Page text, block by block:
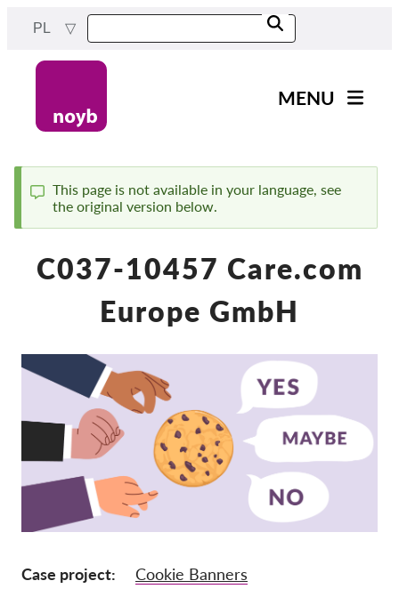
PL
navigation
MENU
Wszystkie przypadki
Reports & Resources
Exercise your rights!
Wesprzyj nas!
Członkostwo
Darowizny
Sponsoring
Komunikat
This page is not available in your language, see
the original version below.
C037-10457 Care.com
Europe GmbH
Case project
Cookie Banners